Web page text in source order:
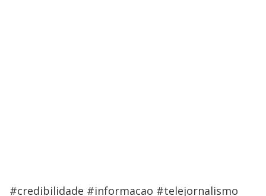
#credibilidade #informacao #telejornalismo